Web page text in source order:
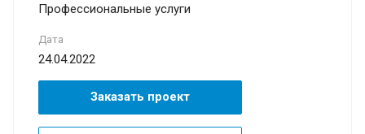
Профессиональные услуги
Дата
24.04.2022
Заказать проект